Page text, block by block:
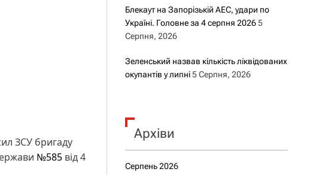
ЗСУ бригаду
№585 від 4
Блекаут на Запорізькій АЕС, удари по
Україні. Головне за 4 серпня 2026 5
Серпня, 2026
Зеленський назвав кількість ліквідованих
окупантів у липні 5 Серпня, 2026
Архіви
Серпень 2026